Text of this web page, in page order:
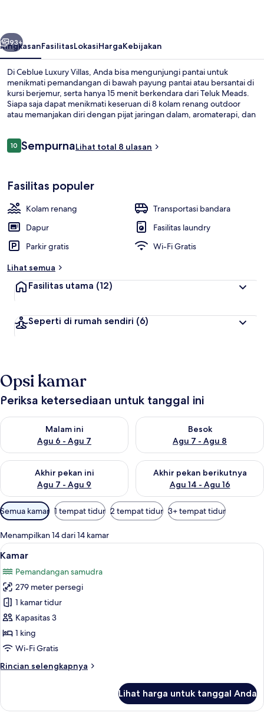
Berikutnya
93+
RingkasanFasilitasLokasiHargaKebijakan
Di Ceblue Luxury Villas, Anda bisa mengunjungi pantai untuk
menikmati pemandangan di bawah payung pantai atau bersantai di
kursi berjemur, serta hanya 15 menit berkendara dari Teluk Meads.
Siapa saja dapat menikmati keseruan di 8 kolam renang outdoor
atau memanjakan diri dengan pijat jaringan dalam, aromaterapi, dan
dan makan malam. Fasilitas seperti 2 bar/lounge serta pusat
Ulasan
1010 dari 10
SempurnaLihat total 8 ulasan
Fasilitas populer
Kolam renang
Transportasi bandara
Dapur
Fasilitas laundry
Parkir gratis
Wi-Fi Gratis
Lihat semua
Fasilitas utama (12)
Seperti di rumah sendiri (6)
Opsi kamar
Periksa ketersediaan untuk tanggal ini
Malam ini
Agu 6 - Agu 7
Periksa ketersediaan untuk malam ini Agu 6 - Agu 7
Besok
Agu 7 - Agu 8
Periksa ketersediaan untuk
Akhir pekan ini
Agu 7 - Agu 9
Periksa ketersediaan untuk akhir pekan ini Agu 7 - Agu 9
Akhir pekan berikutnya
Agu 14 - Agu 16
Periksa ketersediaan untuk
Filter
tersedia
untuk
kamar
Semua kamar 1 tempat tidur 2 tempat tidur 3+ tempat tidur
Menampilkan 14 dari 14 kamar
Lihat
semua
foto
untuk
Kamar
Seprai katun Mesir, brankas, meja
19
Kamar
Pemandangan samudra
279 meter persegi
1 kamar tidur
Kapasitas 3
1 king
Wi-Fi Gratis
Rincian selengkapnya
Rincian
Kamar
Lihat harga untuk tanggal Anda